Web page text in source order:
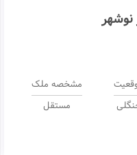
مشخصه ملک
مستقل